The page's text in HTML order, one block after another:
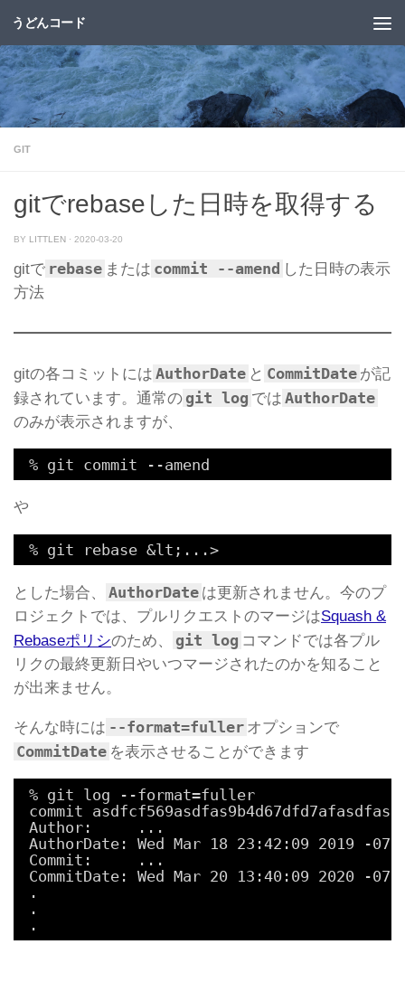
コンテンツへスキップ
うどんコード
GIT
gitでrebaseした日時を取得する
BY LITTLEN · 2020-03-20
gitで rebase または commit --amend した日時の表示
方法
gitの各コミットには AuthorDate と CommitDate が記
録されています。通常の git log では AuthorDate
のみが表示されますが、
% git commit --amend
や
% git rebase &lt;...>
とした場合、 AuthorDate は更新されません。今のプ
ロジェクトでは、プルリクエストのマージはSquash &
Rebaseポリシのため、 git log コマンドでは各プル
リクの最終更新日やいつマージされたのかを知ること
が出来ません。
そんな時には --format=fuller オプションで
CommitDate を表示させることができます
% git log --format=fuller
commit
Author:     ...
AuthorDate: Wed Mar 18 23:42:09 2019 -
Commit:     ...
CommitDate: Wed Mar 20 13:40:09 2020 -
.
.
.